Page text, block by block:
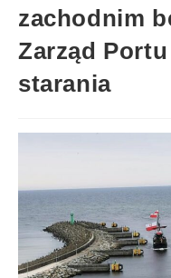
zachodnim
Zarząd
starania